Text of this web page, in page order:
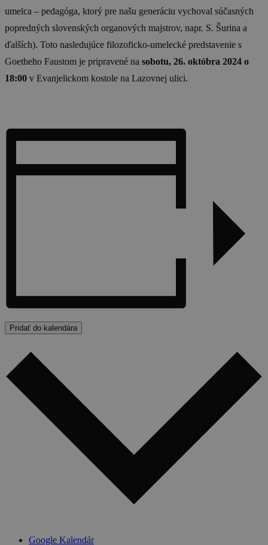
umelca – pedagóga, ktorý pre našu generáciu vychoval súčasných
popredných slovenských organových majstrov, napr. S. Šurina a
ďalších). Toto nasledujúce filozoficko-umelecké predstavenie s
Goetheho Faustom je pripravené na sobotu, 26. októbra 2024 o
18:00 v Evanjelickom kostole na Lazovnej ulici.
Pridať do kalendára
Google Kalendár